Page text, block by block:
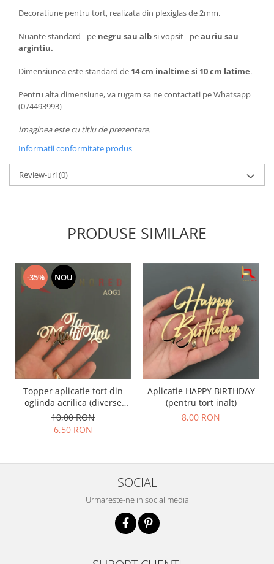
Decoratiune pentru tort, realizata din plexiglas de 2mm.
Nuante standard - pe negru sau albsi vopsit - peauriu sau
argintiu.
Dimensiunea este standard de 14 cm inaltime si 10 cm latime.
Pentru alta dimensiune, va rugam sa ne contactati pe Whatsapp
(074493993)
Imaginea este cu titlu de prezentare.
Informatii conformitate produs
Review-uri(0)
PRODUSE SIMILARE
-35% NOU
Topper aplicatie tort din
oglinda acrilica (diverse
modele) - PRODUSUL LUNII
10,00 RON
6,50 RON
Aplicatie HAPPY BIRTHDAY
(pentru tort inalt)
8,00 RON
SOCIAL
Urmareste-ne in social media